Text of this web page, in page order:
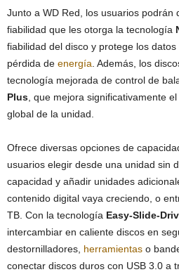
Junto a WD Red, los usuarios podrán
fiabilidad que les otorga la tecnología
fiabilidad del disco y protege los
pérdida de energía . Además, los
tecnología mejorada de control de
Plus , que mejora significativamente
global de la unidad.
Ofrece diversas opciones de
usuarios elegir desde una unidad sin
capacidad y añadir unidades
contenido digital vaya creciendo, o
TB. Con la tecnología Easy-Slide-
intercambiar en caliente discos en
destornilladores, herramientas o
conectar discos duros con USB 3.0 a